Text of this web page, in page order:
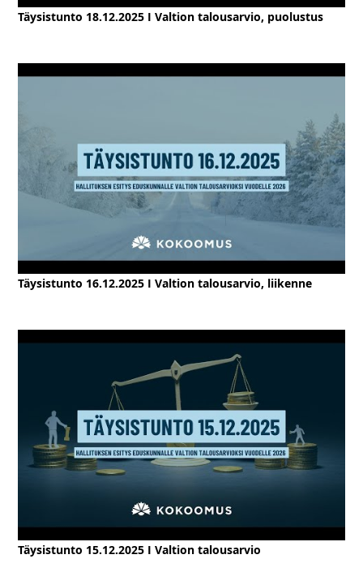
Täysistunto 18.12.2025 I Valtion talousarvio, puolustus
Täysistunto 16.12.2025 I Valtion talousarvio, liikenne
Täysistunto 15.12.2025 I Valtion talousarvio